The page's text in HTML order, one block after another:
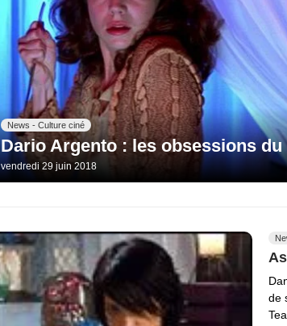
News - Culture ciné
Dario Argento : les obsessions
vendredi 29 juin 2018
de